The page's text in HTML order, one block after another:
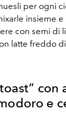
per ogni
insieme
con semi di
latte freddo
con
e